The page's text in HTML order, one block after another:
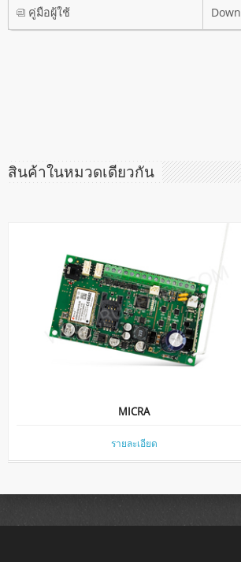
คู่มือผู้ใช้
สินค้าในหมวดเดียวกัน
MICRA
รายละเอียด